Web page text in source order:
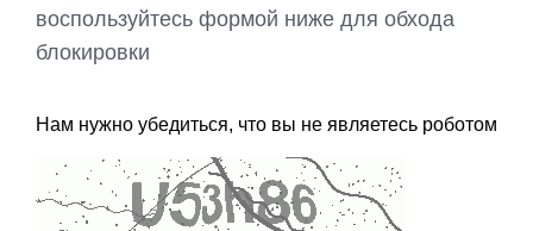
воспользуйтесь формой ниже для обхода
блокировки
Нам нужно убедиться, что вы не являетесь роботом